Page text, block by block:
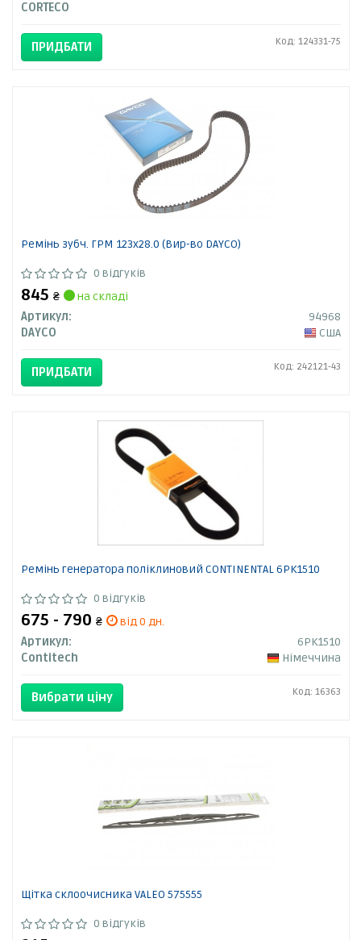
CORTECO
ПРИДБАТИ Код: 124331-75
Ремінь зубч. ГРМ 123x28.0 (Вир-во DAYCO)
0 відгуків
845 ₴
на складі
Артикул:
94968
DAYCO
США
ПРИДБАТИ Код: 242121-43
Ремінь генератора поліклиновий CONTINENTAL 6PK1510
0 відгуків
675 - 790 ₴
від 0 дн.
Артикул:
6PK1510
Contitech
Німеччина
Вибрати ціну Код: 16363
Щітка склоочисника VALEO 575555
0 відгуків